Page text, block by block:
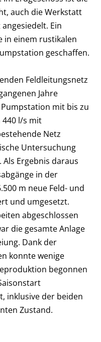
auch die Werkstatt
Ein
in einem rustikalen
geschaffen.
Feldleitungsnetz
Jahre
mit bis zu
440 l/s mit
Netz
Untersuchung
Ergebnis daraus
in der
m neue Feld- und
und umgesetzt.
abgeschlossen
die gesamte Anlage
Dank der
konnte wenige
begonnen
inklusive der beiden
Zustand.